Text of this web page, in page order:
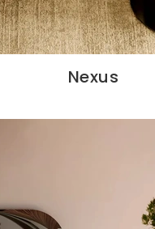
Nexus